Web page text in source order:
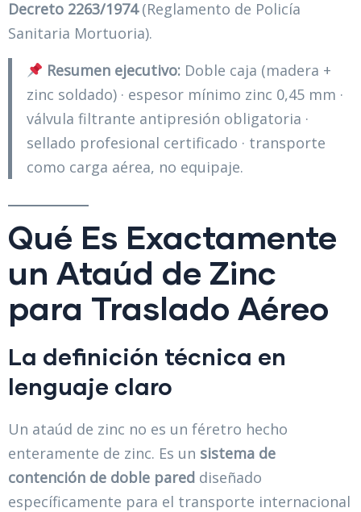
Decreto 2263/1974(Reglamento de Policía
Sanitaria Mortuoria).
Resumen ejecutivo: Doble caja (madera +
zinc soldado) · espesor mínimo zinc 0,45 mm ·
válvula filtrante antipresión obligatoria ·
sellado profesional certificado · transporte
como carga aérea, no equipaje.
Qué Es Exactamente
un Ataúd de Zinc
para Traslado Aéreo
La definición técnica en
lenguaje claro
Un ataúd de zinc no es un féretro hecho
enteramente de zinc. Es un sistema de
contención de doble pared diseñado
específicamente para el transporte internacional